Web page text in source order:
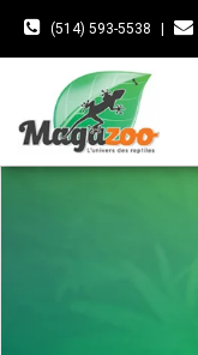
(514) 593-5538